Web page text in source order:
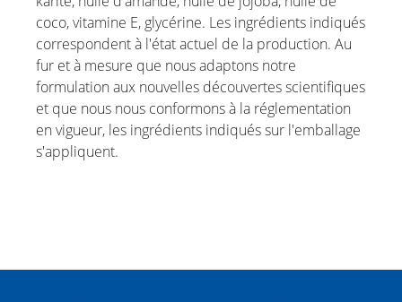
coco, vitamine E, glycérine. Les ingrédients indiqués
correspondent à l'état actuel de la production. Au
fur et à mesure que nous adaptons notre
formulation aux nouvelles découvertes scientifiques
et que nous nous conformons à la réglementation
en vigueur, les ingrédients indiqués sur l'emballage
s'appliquent.